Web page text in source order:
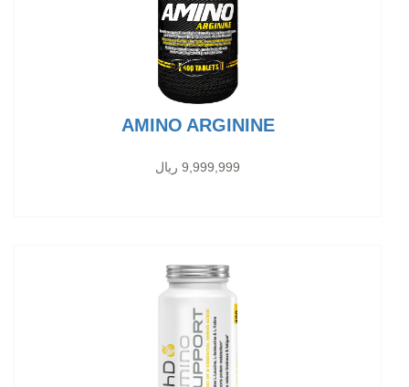
AMINO ARGININE
9,999,999 ریال